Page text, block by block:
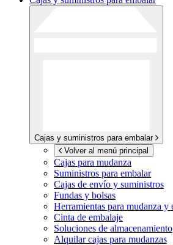
Cajas y suministros para embalar
Volver al menú principal
Cajas para mudanza
Suministros para embalar
Cajas de envío y suministros
Fundas y bolsas
Herramientas para mudanza y
Cinta de embalaje
Soluciones de almacenamiento
Alquilar cajas para mudanzas